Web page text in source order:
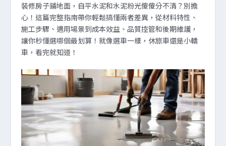
裝修房子鋪地面，自平水泥和水泥粉光傻傻分不清？別擔
心！這篇完整指南帶你輕鬆搞懂兩者差異，從材料特性、
施工步驟、適用場景到成本效益、品質控管和後期維護，
讓你秒懂選哪個最划算！就像選車一樣，休旅車還是小轎
車，看完就知道！